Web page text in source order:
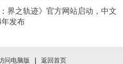
：界之轨迹》官方网站启动，中文
发布
问电脑版 返回首页